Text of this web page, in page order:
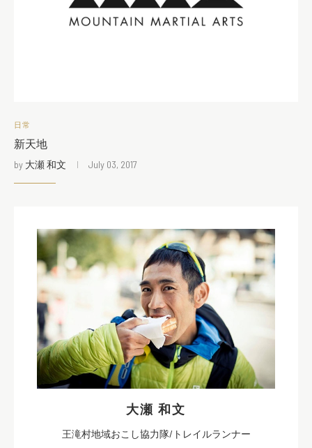
日常
新天地
by 大瀬 和文 July 03, 2017
大瀬 和文
王滝村地域おこし協力隊/トレイルランナー